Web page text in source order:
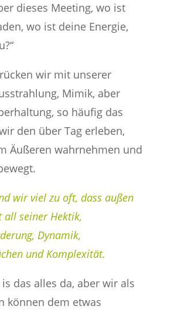
dieses Meeting, wo ist
wo ist deine Energie,
wir mit unserer
Mimik, aber
so häufig das
den über Tag erleben,
Äußeren wahrnehmen und
wir viel zu oft, dass außen
all seiner Hektik,
Dynamik,
und Komplexität.
das alles da, aber wir als
können dem etwas